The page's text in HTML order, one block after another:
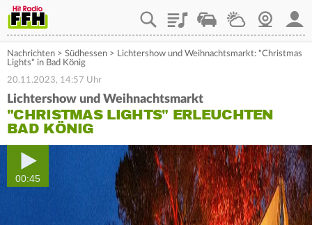
PlaylistStaupilotWetterWebcam
Nachrichten > Südhessen > Lichtershow und Weihnachtsmarkt: "Christmas
Lights" in Bad König
20.11.2023, 14:57 Uhr
Lichtershow und Weihnachtsmarkt
"CHRISTMAS LIGHTS" ERLEUCHTEN
BAD KÖNIG
00:45